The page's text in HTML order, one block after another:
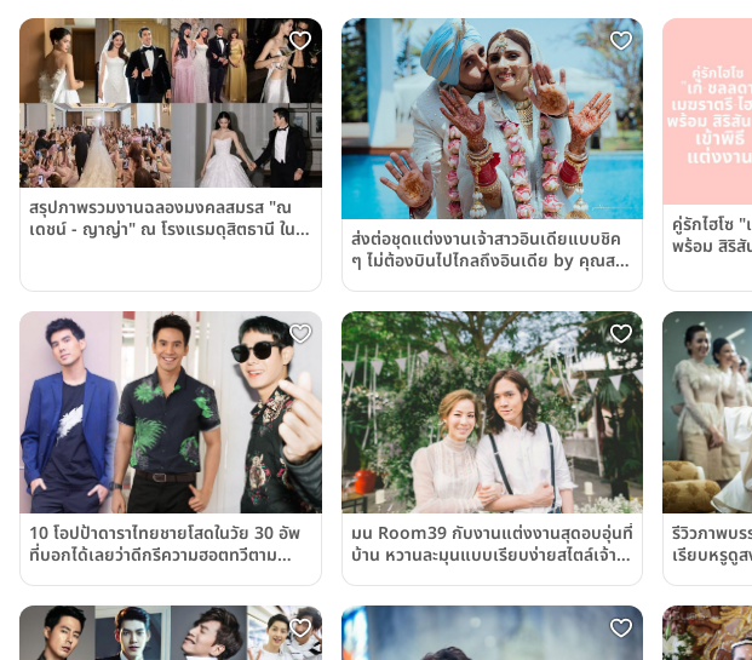
สรุปภาพรวมงานฉลองมงคลสมรส "ณ
เดชน์ - ญาญ่า" ณ โรงแรมดุสิตธานี ใน
ส่งต่อชุดแต่งงานเจ้าสาวอินเดียแบบชิค
ๆ ไม่ต้องบินไปไกลถึงอินเดีย by คุณสา
คู่รักไฮโซ "
พร้อม สิริสั
10 โอปป้าดาราไทยชายโสดในวัย 30 อัพ
ที่บอกได้เลยว่าดีกรีความฮอตทวีตาม
มน Room39 กับงานแต่งงานสุดอบอุ่นที่
บ้าน หวานละมุนแบบเรียบง่ายสไตล์เจ้า
รีวิวภาพบ
เรียบหรูดู